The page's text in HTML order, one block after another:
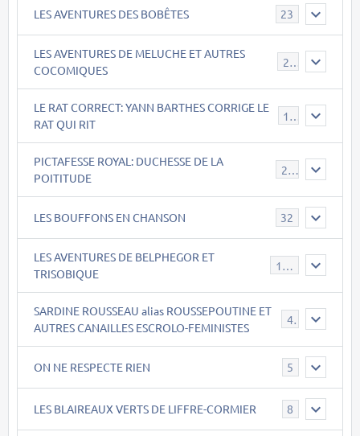
LES AVENTURES DES BOBÊTES 23
LES AVENTURES DE MELUCHE ET AUTRES
COCOMIQUES
22
LE RAT CORRECT: YANN BARTHES CORRIGE LE
RAT QUI RIT
15
PICTAFESSE ROYAL: DUCHESSE DE LA
POITITUDE
23
LES BOUFFONS EN CHANSON 32
LES AVENTURES DE BELPHEGOR ET
TRISOBIQUE
147
SARDINE ROUSSEAU alias ROUSSEPOUTINE ET
AUTRES CANAILLES ESCROLO-FEMINISTES
40
ON NE RESPECTE RIEN 5
LES BLAIREAUX VERTS DE LIFFRE-CORMIER 8